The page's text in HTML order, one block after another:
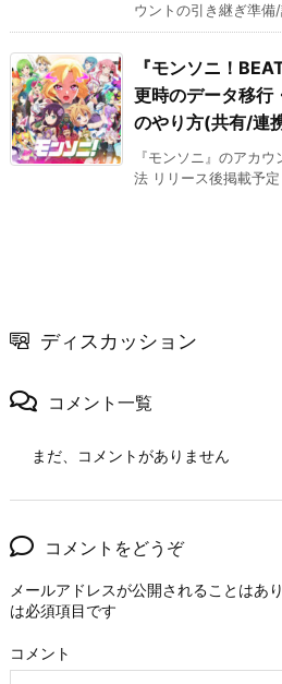
ウントの引き継ぎ準備
『モンソニ！
更時のデータ移行
のやり方(共有/連
『モンソニ』のアカ
法 リリース後掲載予
ディスカッション
コメント一覧
まだ、コメントがありません
コメントをどうぞ
メールアドレスが公開されることはあり
は必須項目です
コメント